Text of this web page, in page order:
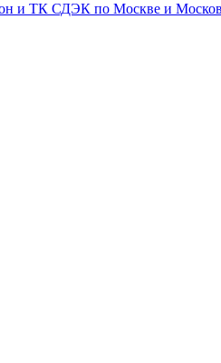
и ТК СДЭК по Москве и